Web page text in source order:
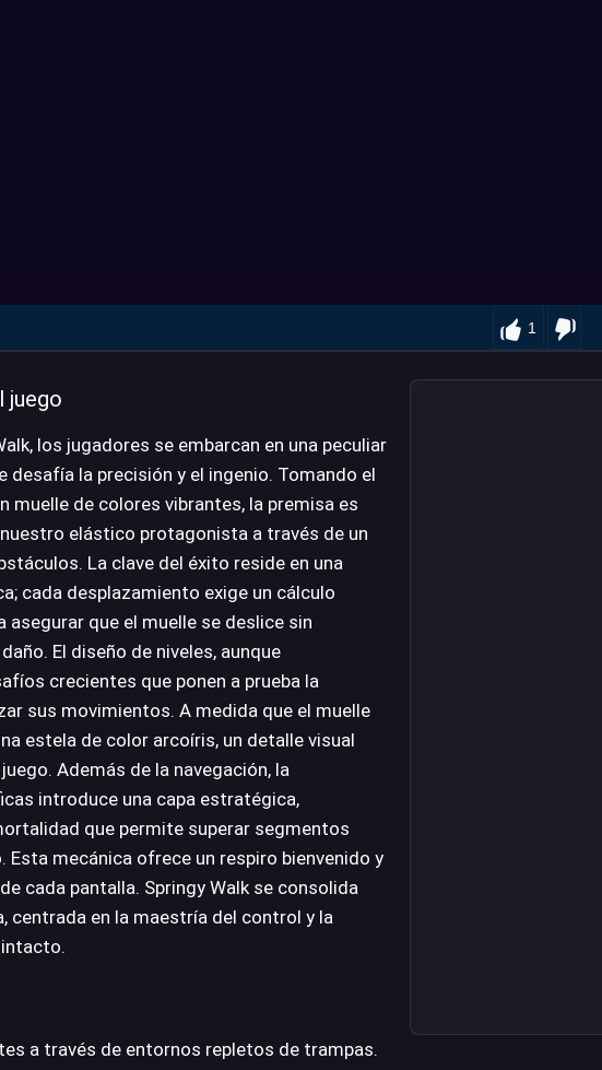
1
juego
los jugadores se embarcan en una peculiar
desafía la precisión y el ingenio. Tomando el
muelle de colores vibrantes, la premisa es
elástico protagonista a través de un
La clave del éxito reside en una
cada desplazamiento exige un cálculo
que el muelle se deslice sin
El diseño de niveles, aunque
crecientes que ponen a prueba la
sus movimientos. A medida que el muelle
estela de color arcoíris, un detalle visual
Además de la navegación, la
introduce una capa estratégica,
que permite superar segmentos
mecánica ofrece un respiro bienvenido y
cada pantalla. Springy Walk se consolida
centrada en la maestría del control y la
a través de entornos repletos de trampas.